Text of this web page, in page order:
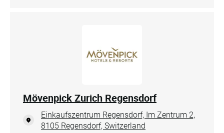
Mövenpick Zurich Regensdorf
Einkaufszentrum Regensdorf, Im Zentrum 2,
8105 Regensdorf, Switzerland